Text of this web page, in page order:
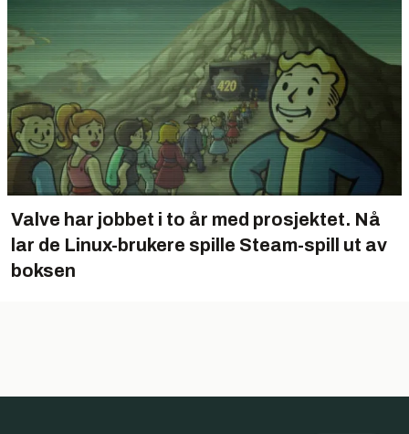
Valve har jobbet i to år med prosjektet. Nå
lar de Linux-brukere spille Steam-spill ut av
boksen